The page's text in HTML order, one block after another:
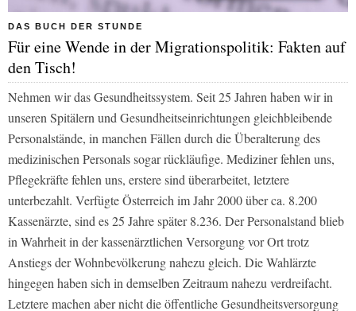
DAS BUCH DER STUNDE
Für eine Wende in der Migrationspolitik: Fakten auf
den Tisch!
Nehmen wir das Gesundheitssystem. Seit 25 Jahren haben wir in
unseren Spitälern und Gesundheitseinrichtungen gleichbleibende
Personalstände, in manchen Fällen durch die Überalterung des
medizinischen Personals sogar rückläufige. Mediziner fehlen uns,
Pflegekräfte fehlen uns, erstere sind überarbeitet, letztere
unterbezahlt. Verfügte Österreich im Jahr 2000 über ca. 8.200
Kassenärzte, sind es 25 Jahre später 8.236. Der Personalstand blieb
in Wahrheit in der kassenärztlichen Versorgung vor Ort trotz
Anstiegs der Wohnbevölkerung nahezu gleich. Die Wahlärzte
hingegen haben sich in demselben Zeitraum nahezu verdreifacht.
Letztere machen aber nicht die öffentliche Gesundheitsversorgung